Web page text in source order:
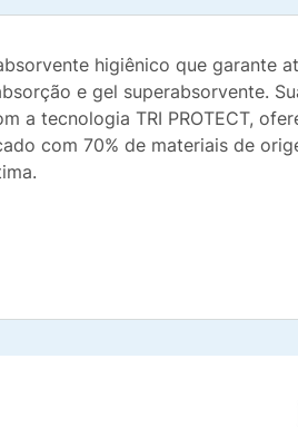
higiênico que garante
e gel superabsorvente.
a tecnologia TRI PROTECT,
com 70% de materiais de